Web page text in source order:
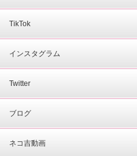
TikTok
インスタグラム
Twitter
ブログ
ネコ吉動画